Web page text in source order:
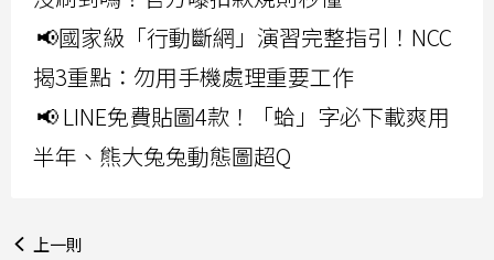
📢國家級「行動斷網」演習完整指引！NCC
揭3重點：勿用手機處理重要工作
📢 LINE免費貼圖4款！「蛤」字必下載爽用
半年、熊大兔兔動態圖超Q
上一則